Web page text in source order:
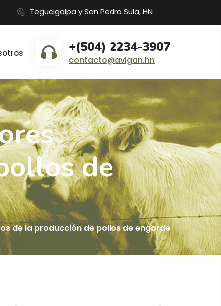
Tegucigalpa y San Pedro Sula, HN
+(504) 2234-3907
contacto@avigan.hn
de
de la producción de pollos de engorde